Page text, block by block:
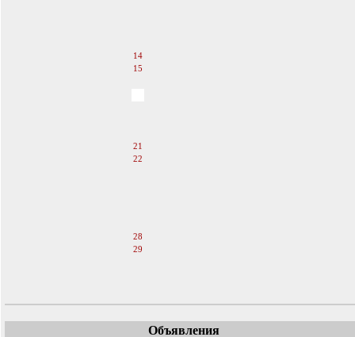
14
15
21
22
28
29
Объявления